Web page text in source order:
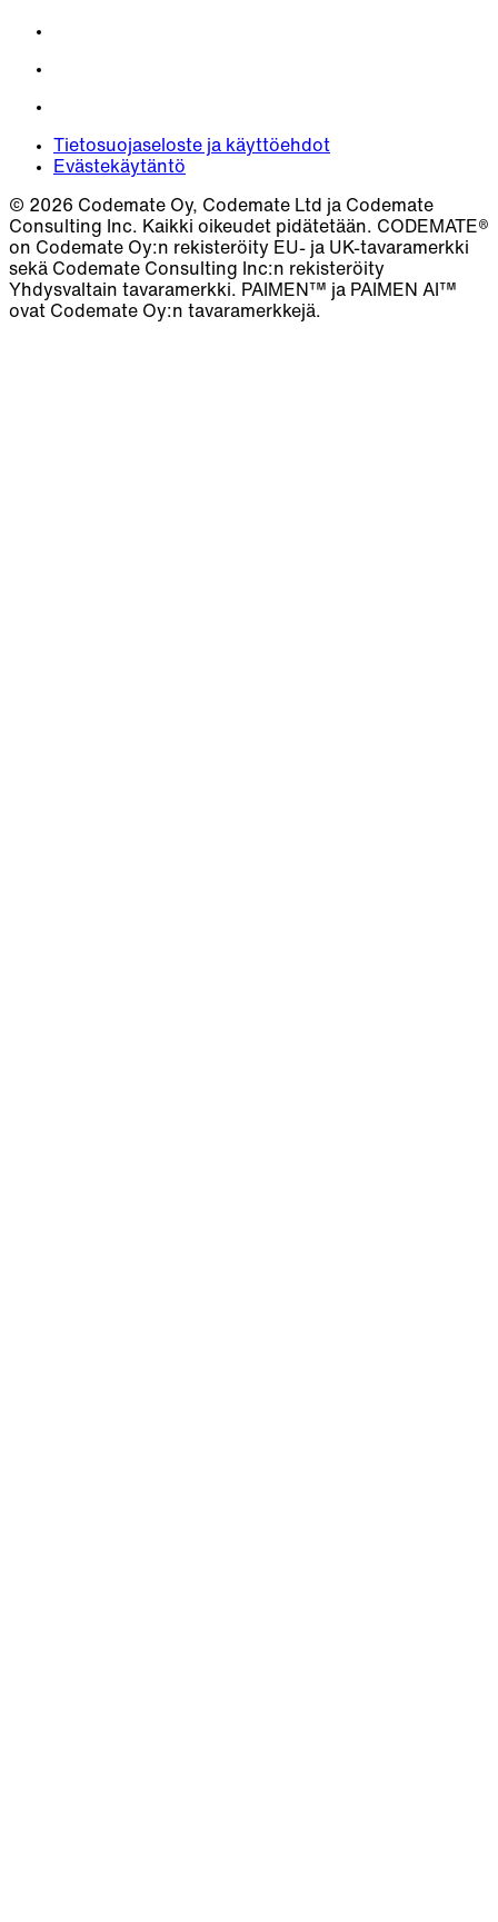
Tietosuojaseloste ja käyttöehdot
Evästekäytäntö
© 2026 Codemate Oy, Codemate Ltd ja Codemate
Consulting Inc. Kaikki oikeudet pidätetään. CODEMATE®
on Codemate Oy:n rekisteröity EU- ja UK-tavaramerkki
sekä Codemate Consulting Inc:n rekisteröity
Yhdysvaltain tavaramerkki. PAIMEN™ ja PAIMEN AI™
ovat Codemate Oy:n tavaramerkkejä.